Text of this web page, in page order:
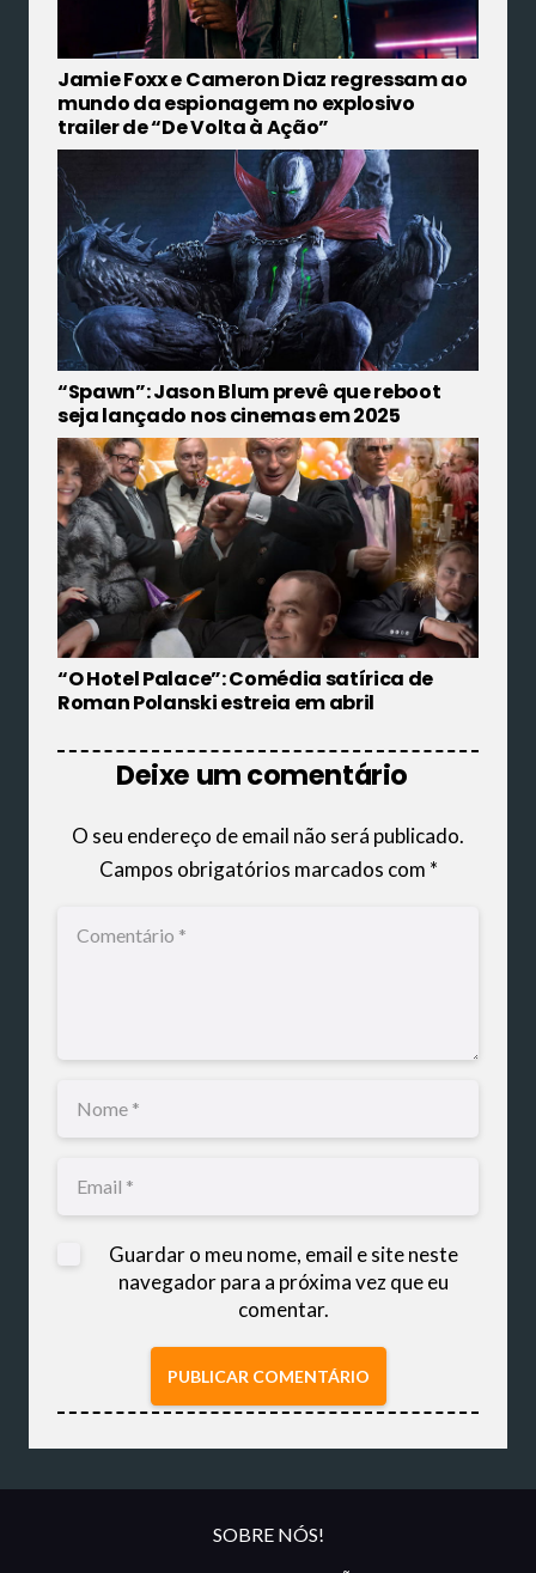
Jamie Foxx e Cameron Diaz regressam ao
mundo da espionagem no explosivo
trailer de “De Volta à Ação”
“Spawn”: Jason Blum prevê que reboot
seja lançado nos cinemas em 2025
“O Hotel Palace”: Comédia satírica de
Roman Polanski estreia em abril
Deixe um comentário
O seu endereço de email não será publicado.
Campos obrigatórios marcados com *
Guardar o meu nome, email e site neste
navegador para a próxima vez que eu
comentar.
PUBLICAR COMENTÁRIO
SOBRE NÓS!